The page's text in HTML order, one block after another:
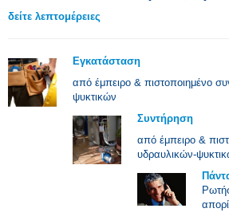
δείτε λεπτομέρειες
Εγκατάσταση
από έμπειρο & πιστοποιημένο
ψυκτικών
Συντήρηση
από έμπειρο &
υδραυλικών-